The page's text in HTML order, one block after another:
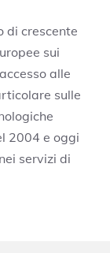
di crescente
sui
alle
sulle
2004 e oggi
servizi di